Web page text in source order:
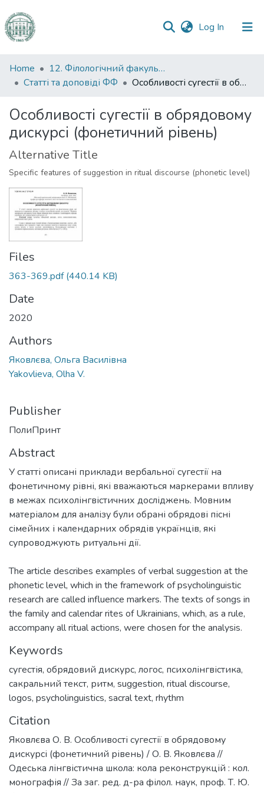
Log In (current)
Communities
&
All of DSpace
Statistics
Home
12. Філологічний факультет
Статті та доповіді ФФ
Особливості сугестії в обрядовому дискурсі (фонетичний рівень)
Особливості сугестії в обрядовому
дискурсі (фонетичний рівень)
Alternative Title
Specific features of suggestion in ritual discourse (phonetic level)
Files
363-369.pdf(440.14 KB)
Date
2020
Authors
Яковлєва, Ольга Василівна
Yakovlieva, Olha V.
Publisher
ПолиПринт
Abstract
У статті описані приклади вербальної сугестії на
фонетичному рівні, які вважаються маркерами впливу
в межах психолінгвістичних досліджень. Мовним
матеріалом для аналізу були обрані обрядові пісні
сімейних і календарних обрядів українців, які
The article describes examples of verbal suggestion at the
phonetic level, which in the framework of psycholinguistic
research are called influence markers. The texts of songs in
the family and calendar rites of Ukrainians, which, as a rule,
accompany all ritual actions, were chosen for the analysis.
Keywords
сугестія, обрядовий дискурс, логос, психолінгвістика,
сакральний текст, ритм, suggestion, ritual discourse,
logos, psycholinguistics, sacral text, rhythm
Citation
Яковлєва О. В. Особливості сугестії в обрядовому
дискурсі (фонетичний рівень) / О. В. Яковлєва //
Одеська лінгвістична школа: кола реконструкцій : кол.
монографія // За заг. ред. д-ра філол. наук, проф. Т. Ю.